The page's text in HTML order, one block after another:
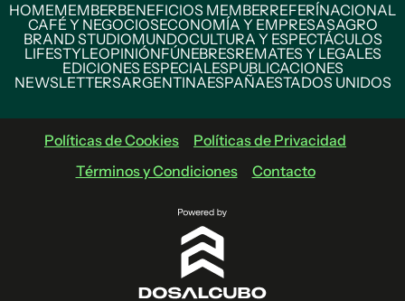
HOMEMEMBERBENEFICIOS MEMBERREFERÍNACIONAL
CAFÉ Y NEGOCIOSECONOMÍA Y EMPRESASAGRO
BRAND STUDIOMUNDOCULTURA Y ESPECTÁCULOS
LIFESTYLEOPINIÓNFÚNEBRESREMATES Y LEGALES
EDICIONES ESPECIALESPUBLICACIONES
NEWSLETTERSARGENTINAESPAÑAESTADOS UNIDOS
Políticas de Cookies
Políticas de Privacidad
Términos y Condiciones
Contacto